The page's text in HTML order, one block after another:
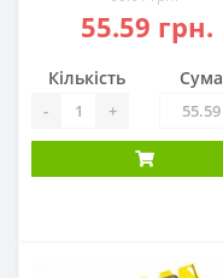
55.59 грн.
Кількість
- +
Сума